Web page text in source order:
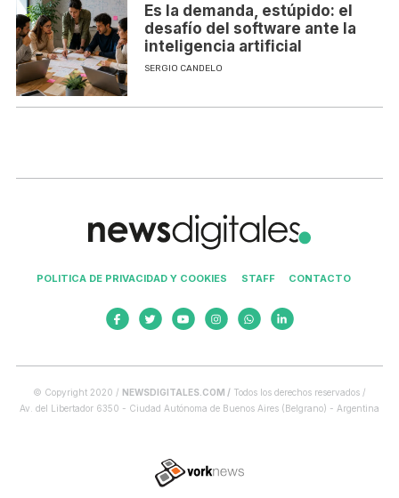
Es la demanda, estúpido: el
desafío del software ante la
inteligencia artificial
SERGIO CANDELO
POLITICA DE PRIVACIDAD Y COOKIES STAFF CONTACTO
© Copyright 2020 / NEWSDIGITALES.COM / Todos los derechos reservados /
Av. del Libertador 6350 - Ciudad Autónoma de Buenos Aires (Belgrano) - Argentina